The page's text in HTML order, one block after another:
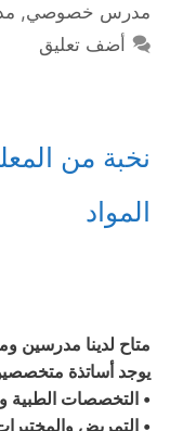
مدرس خصوصي,
أضف تعليق
نخبة من
المواد
متاح لدينا مدرسين
يوجد أساتذة
• التخصصات الطبية
• التمريض